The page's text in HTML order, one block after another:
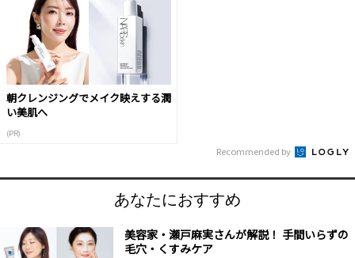
朝クレンジングでメイク映えする潤
い美肌へ
(PR)
Recommended by
あなたにおすすめ
美容家・瀬戸麻実さんが解説！ 手間いらずの
毛穴・くすみケア